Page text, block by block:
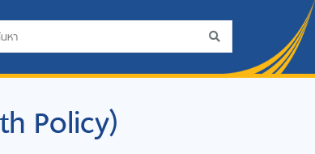
Policy)